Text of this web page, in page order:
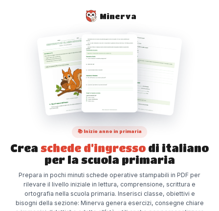
Minerva
📚 Inizio anno in primaria
Crea schede d’ingresso di italiano
per la scuola primaria
Prepara in pochi minuti schede operative stampabili in PDF per
rilevare il livello iniziale in lettura, comprensione, scrittura e
ortografia nella scuola primaria. Inserisci classe, obiettivi e
bisogni della sezione: Minerva genera esercizi, consegne chiare